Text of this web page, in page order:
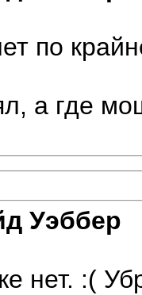
по
а где
Уэббер
нет. :(